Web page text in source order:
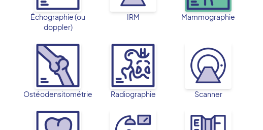
Échographie (ou
doppler)
IRM Mammographie
Ostéodensitométrie Radiographie Scanner